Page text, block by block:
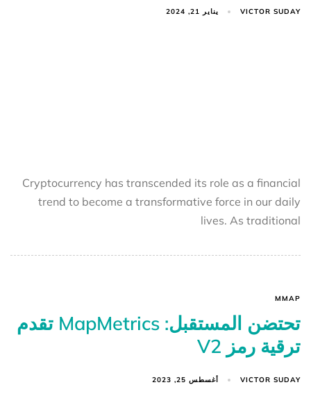
VICTOR SUDAY يناير 21, 2024
Cryptocurrency has transcended its role as a financial
trend to become a transformative force in our daily
lives. As traditional
MMAP
تحتضن المستقبل: MapMetrics تقدم
ترقية رمز V2
VICTOR SUDAY أغسطس 25, 2023